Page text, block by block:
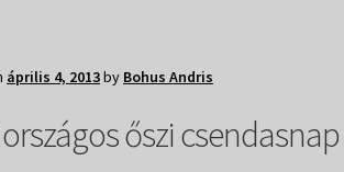
április 4, 2013by Bohus Andris
őszi